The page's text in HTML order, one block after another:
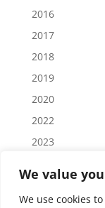
We value
We use cookies
2016
2017
2018
2019
2020
2022
2023